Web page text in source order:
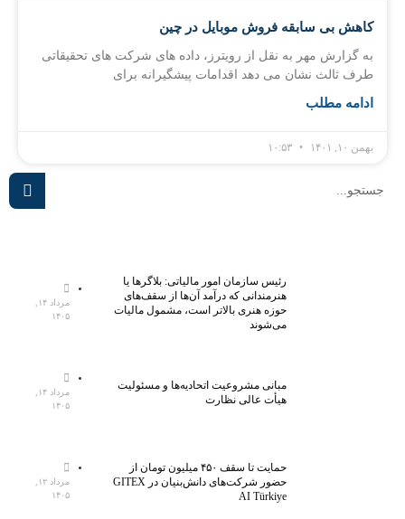
کاهش بی سابقه فروش موبایل در چین
به گزارش مهر به نقل از رویترز، داده های شرکت های تحقیقاتی
طرف ثالث نشان می دهد اقدامات پیشگیرانه برای
ادامه مطلب
بهمن ۱۰, ۱۴۰۱
رئیس سازمان امور مالیاتی: بلاگر‌ها یا
هنرمندانی که درآمد آن‌ها از سقف‌های
حوزه هنری بالاتر است، مشمول مالیات
می‌شوند
مرداد ۱۴,
۱۴۰۵
مبانی مشروعیت اتحادیه‌ها و مسئولیت
هیأت عالی نظارت
مرداد ۱۴,
۱۴۰۵
حمایت تا سقف ۴۵۰ میلیون تومان از
حضور شرکت‌های دانش‌بنیان در GITEX
AI Türkiye
مرداد ۱۲,
۱۴۰۵